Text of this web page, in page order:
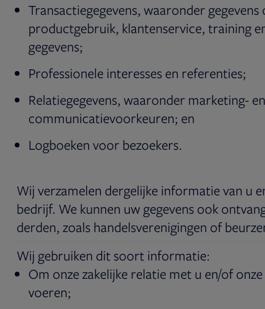
Transactiegegevens, waaronder gegevens
productgebruik, klantenservice, training
gegevens;
Professionele interesses en referenties;
Relatiegegevens, waaronder marketing- en
communicatievoorkeuren; en
Logboeken voor bezoekers.
Wij verzamelen dergelijke informatie van u
bedrijf. We kunnen uw gegevens ook
derden, zoals handelsverenigingen of
Wij gebruiken dit soort informatie:
Om onze zakelijke relatie met u en/of
voeren;